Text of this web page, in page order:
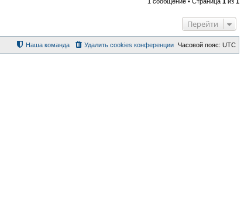
р
ь
я
Перейти
Часовой пояс: UTC
Удалить cookies конференции
Наша команда